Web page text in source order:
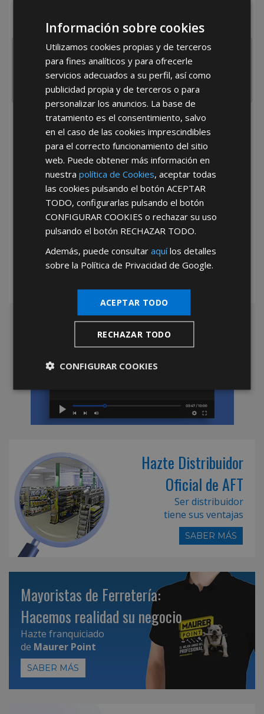
España
Portugal Otros
He leído y acepto laPolítica de Privacidad
*Abstenerse particulares, sólo venta a tiendas y empresas minoristas y
Hazte Distribuidor
Oficial de AFT
Ser distribuidor
tiene sus ventajas
SABER MÁS
Mayoristas de Ferretería:
Hacemos realidad su negocio
Hazte franquiciado
de Maurer Point
SABER MÁS
Información sobre cookies
Utilizamos cookies propias y de terceros
para fines analíticos y para ofrecerle
servicios adecuados a su perfil, así como
publicidad propia y de terceros o para
personalizar los anuncios. La base de
tratamiento es el consentimiento, salvo
en el caso de las cookies imprescindibles
para el correcto funcionamiento del sitio
web. Puede obtener más información en
nuestrapolítica de Cookies, aceptar todas
las cookies pulsando el botónACEPTAR
TODO, configurarlas pulsando el botón
CONFIGURAR COOKIES o rechazar su uso
pulsando el botón RECHAZAR TODO.
Además, puede consultaraquílos detalles
sobre la Política de Privacidad de Google.
ACEPTAR TODO
RECHAZAR TODO
CONFIGURAR COOKIES